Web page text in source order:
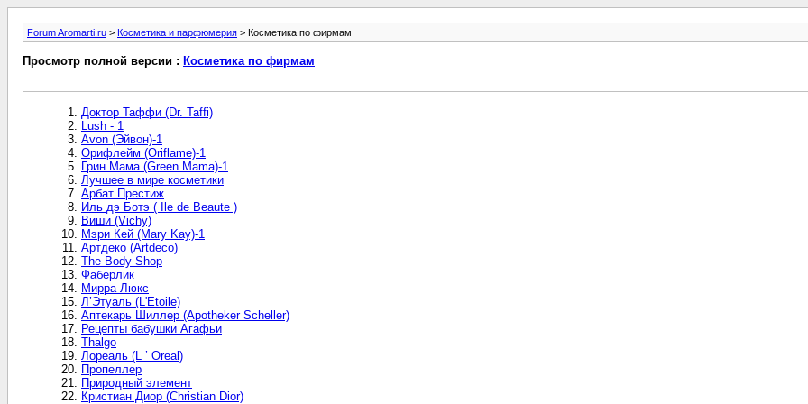
Forum Aromarti.ru > Косметика и парфюмерия > Косметика по фирмам
Просмотр полной версии : Косметика по фирмам
Доктор Таффи (Dr. Taffi)
Lush - 1
Avon (Эйвон)-1
Орифлейм (Oriflame)-1
Грин Мама (Green Mama)-1
Лучшее в мире косметики
Арбат Престиж
Иль дэ Ботэ ( Ile de Beaute )
Виши (Vichy)
Мэри Кей (Mary Kay)-1
Артдеко (Artdeco)
The Body Shop
Фаберлик
Мирра Люкс
Л’Этуаль (L'Etoile)
Аптекарь Шиллер (Apotheker Scheller)
Рецепты бабушки Агафьи
Thalgo
Лореаль (L ’ Oreal)
Пропеллер
Природный элемент
Кристиан Диор (Christian Dior)